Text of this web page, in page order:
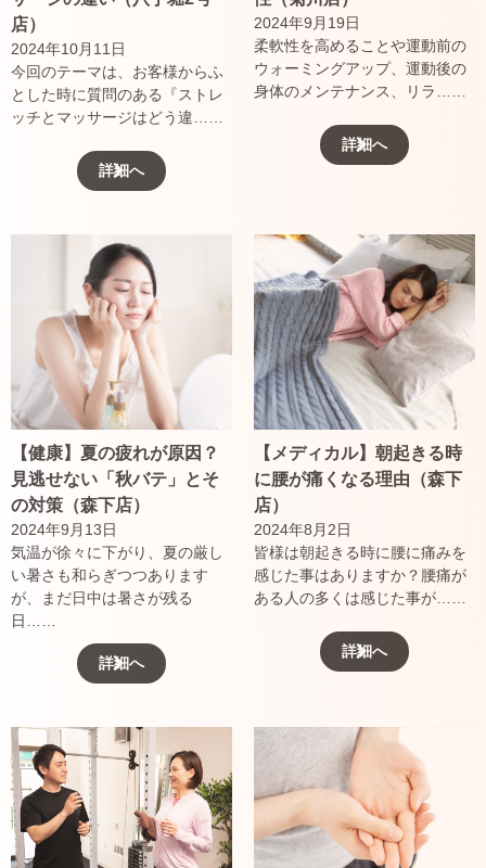
店）
2024年10月11日
今回のテーマは、お客様からふ
とした時に質問のある『ストレ
ッチとマッサージはどう違……
詳細へ
2024年9月19日
柔軟性を高めることや運動前の
ウォーミングアップ、運動後の
身体のメンテナンス、リラ……
詳細へ
【健康】夏の疲れが原因？
見逃せない「秋バテ」とそ
の対策（森下店）
2024年9月13日
気温が徐々に下がり、夏の厳し
い暑さも和らぎつつあります
が、まだ日中は暑さが残る
日……
詳細へ
【メディカル】朝起きる時
に腰が痛くなる理由（森下
店）
2024年8月2日
皆様は朝起きる時に腰に痛みを
感じた事はありますか？腰痛が
ある人の多くは感じた事が……
詳細へ